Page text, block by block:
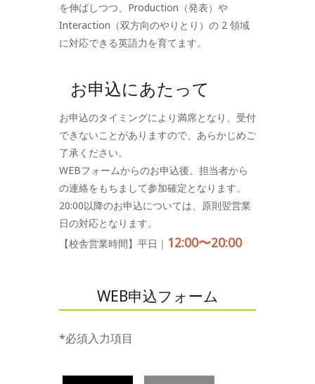
を伸ばしつつ、Production（発表）や
Interaction（双方向のやりとり）の 2 領域
に対応できる英語力を育てます。
お申込にあたって
お申込のタイミングにより満席となり、受付
できないことがありますので、あらかじめご
了承ください。
WEBフォームからのお申込後、担当者から
の連絡をもちまして参加確定となります。
20:00以降のお申込については、原則翌営業
日の対応となります。
【校舎営業時間】平日｜ 12:00〜20:00
WEB申込フォーム
*必須入力項目